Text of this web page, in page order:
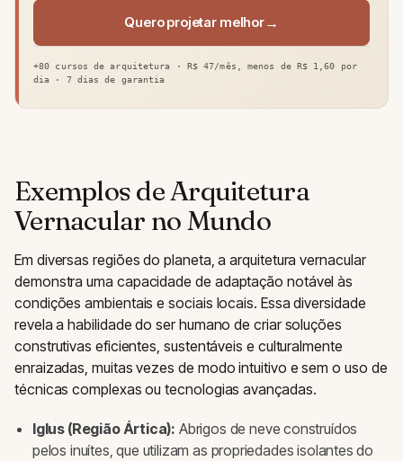
Quero projetar melhor
+80 cursos de arquitetura · R$ 47/mês, menos de R$ 1,60 por
dia · 7 dias de garantia
Exemplos de Arquitetura
Vernacular no Mundo
Em diversas regiões do planeta, a arquitetura vernacular
demonstra uma capacidade de adaptação notável às
condições ambientais e sociais locais. Essa diversidade
revela a habilidade do ser humano de criar soluções
construtivas eficientes, sustentáveis e culturalmente
enraizadas, muitas vezes de modo intuitivo e sem o uso de
técnicas complexas ou tecnologias avançadas.
Iglus (Região Ártica): Abrigos de neve construídos
pelos inuítes, que utilizam as propriedades isolantes do